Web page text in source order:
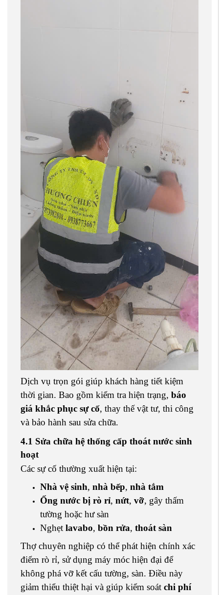
Dịch vụ trọn gói giúp khách hàng tiết kiệm
thời gian. Bao gồm kiểm tra hiện trạng, báo
giá khắc phục sự cố, thay thế vật tư, thi công
và bảo hành sau sửa chữa.
4.1 Sửa chữa hệ thống cấp thoát nước sinh
hoạt
Các sự cố thường xuất hiện tại:
Nhà vệ sinh, nhà bếp, nhà tắm
Ống nước bị rò rỉ, nứt, vỡ, gây thấm
tường hoặc hư sàn
Nghẹt lavabo, bồn rửa, thoát sàn
Thợ chuyên nghiệp có thể phát hiện chính xác
điểm rò rỉ, sử dụng máy móc hiện đại để
không phá vỡ kết cấu tường, sàn. Điều này
giảm thiểu thiệt hại và giúp kiểm soát chi phí